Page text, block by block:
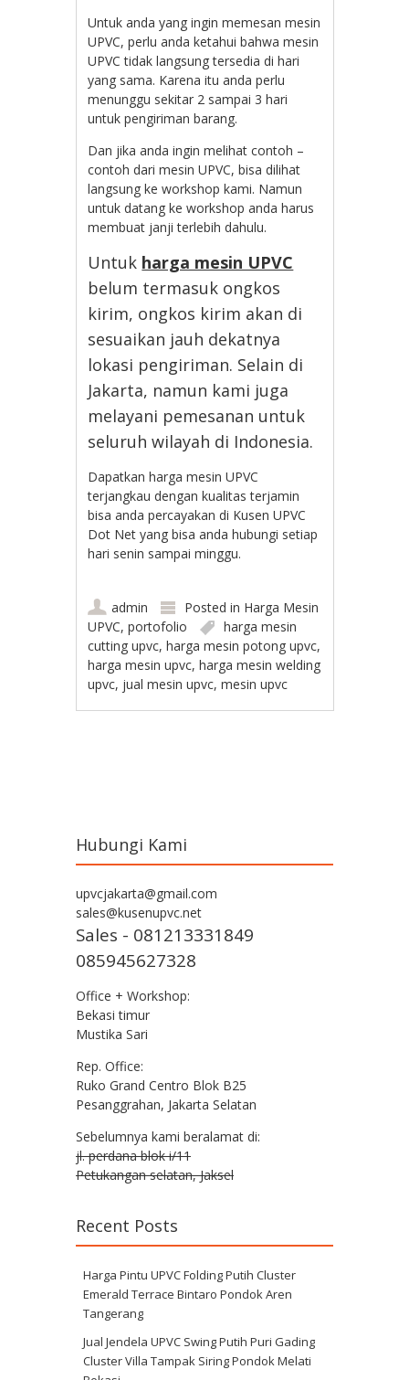
Untuk anda yang ingin memesan mesin
UPVC, perlu anda ketahui bahwa mesin
UPVC tidak langsung tersedia di hari
yang sama. Karena itu anda perlu
menunggu sekitar 2 sampai 3 hari
untuk pengiriman barang.
Dan jika anda ingin melihat contoh –
contoh dari mesin UPVC, bisa dilihat
langsung ke workshop kami. Namun
untuk datang ke workshop anda harus
membuat janji terlebih dahulu.
Untuk harga mesin UPVC
belum termasuk ongkos
kirim, ongkos kirim akan di
sesuaikan jauh dekatnya
lokasi pengiriman. Selain di
Jakarta, namun kami juga
melayani pemesanan untuk
seluruh wilayah di Indonesia.
Dapatkan harga mesin UPVC
terjangkau dengan kualitas terjamin
bisa anda percayakan di Kusen UPVC
Dot Net yang bisa anda hubungi setiap
hari senin sampai minggu.
admin Posted in Harga Mesin
UPVC,portofolio
harga mesin
cutting upvc,harga mesin potong upvc,
harga mesin upvc,harga mesin welding
upvc, jual mesin upvc,mesin upvc
Hubungi Kami
upvcjakarta@gmail.com
sales@kusenupvc.net
Sales - 081213331849
085945627328
Office + Workshop:
Bekasi timur
Mustika Sari
Rep. Office:
Ruko Grand Centro Blok B25
Pesanggrahan, Jakarta Selatan
Sebelumnya kami beralamat di:
jl. perdana blok i/11
Petukangan selatan, Jaksel
Recent Posts
Harga Pintu UPVC Folding Putih Cluster
Emerald Terrace Bintaro Pondok Aren
Tangerang
Jual Jendela UPVC Swing Putih Puri Gading
Cluster Villa Tampak Siring Pondok Melati